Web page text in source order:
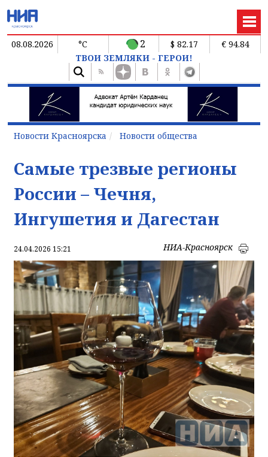
08.08.2026 °C 2 $ 82.17
€ 94.84
ТВОИ ЗЕМЛЯКИ - ГЕРОИ!
Новости Красноярска Новости общества
Самые трезвые регионы
России – Чечня,
Ингушетия и Дагестан
24.04.2026 15:21 НИА-Красноярск